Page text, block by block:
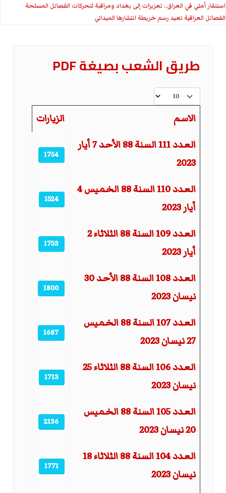
استنفار أمني في العراق.. تعزيزات إلى بغداد ومراقبة لتحركات الفصائل المسلحة
الفصائل العراقية تعيد رسم خريطة انتشارها الميداني
طريق الشعب بصيغة PDF
عدد الإظهارات:
المقالات
الاسم
الزيارات
العدد 111 السنة 88 الأحد 7 أيار
2023
1754
العدد 110 السنة 88 الخميس 4
أيار 2023
1524
العدد 109 السنة 88 الثلاثاء 2
أيار 2023
1753
العدد 108 السنة 88 الأحد 30
نيسان 2023
1800
العدد 107 السنة 88 الخميس
27 نيسان 2023
1687
العدد 106 السنة 88 الثلاثاء 25
نيسان 2023
1713
العدد 105 السنة 88 الخميس
20 نيسان 2023
2136
العدد 104 السنة 88 الثلاثاء 18
نيسان 2023
1771